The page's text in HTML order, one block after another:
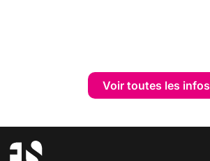
Voir toutes les infos